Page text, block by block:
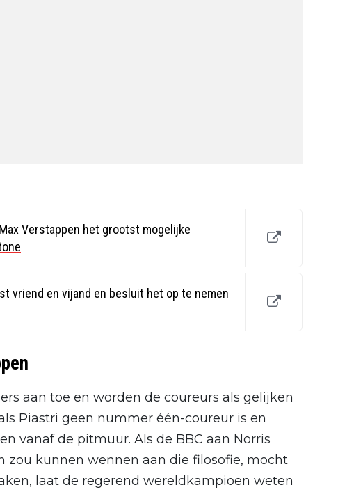
Verstappen het grootst mogelijke
vriend en vijand en besluit het op te nemen
aan toe en worden de coureurs als gelijken
Piastri geen nummer één-coureur is en
vanaf de pitmuur. Als de BBC aan Norris
zou kunnen wennen aan die filosofie, mocht
laat de regerend wereldkampioen weten